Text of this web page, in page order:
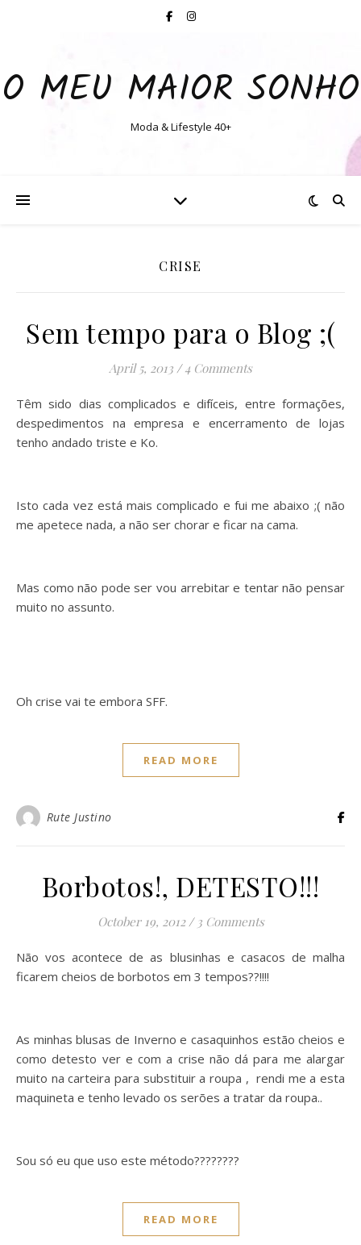
O MEU MAIOR SONHO
Moda & Lifestyle 40+
CRISE
Sem tempo para o Blog ;(
April 5, 2013 / 4 Comments
Têm sido dias complicados e difíceis, entre formações,
despedimentos na empresa e encerramento de lojas
tenho andado triste e Ko.
Isto cada vez está mais complicado e fui me abaixo ;( não
me apetece nada, a não ser chorar e ficar na cama.
Mas como não pode ser vou arrebitar e tentar não pensar
muito no assunto.
Oh crise vai te embora SFF.
READ MORE
Rute Justino
Borbotos!, DETESTO!!!
October 19, 2012 / 3 Comments
Não vos acontece de as blusinhas e casacos de malha
ficarem cheios de borbotos em 3 tempos??!!!!
As minhas blusas de Inverno e casaquinhos estão cheios e
como detesto ver e com a crise não dá para me alargar
muito na carteira para substituir a roupa , rendi me a esta
maquineta e tenho levado os serões a tratar da roupa..
Sou só eu que uso este método????????
READ MORE